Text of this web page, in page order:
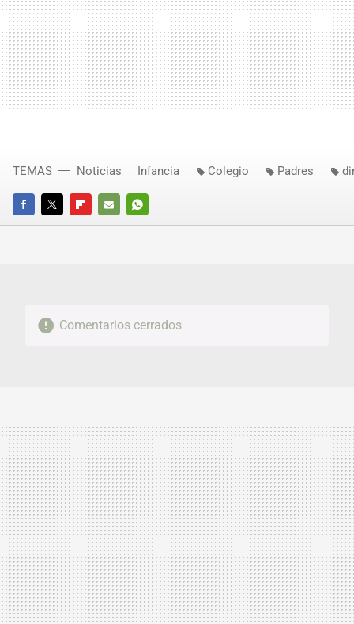
FACEBOOKTWITTERFLIPBOARD
E-
WHATSAPP
TEMAS Noticias Infancia Colegio Padres
Comentarios cerrados